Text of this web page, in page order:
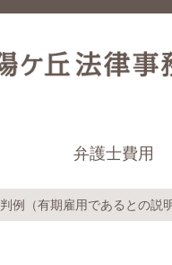
弁護士費用
判例（有期雇用であるとの説